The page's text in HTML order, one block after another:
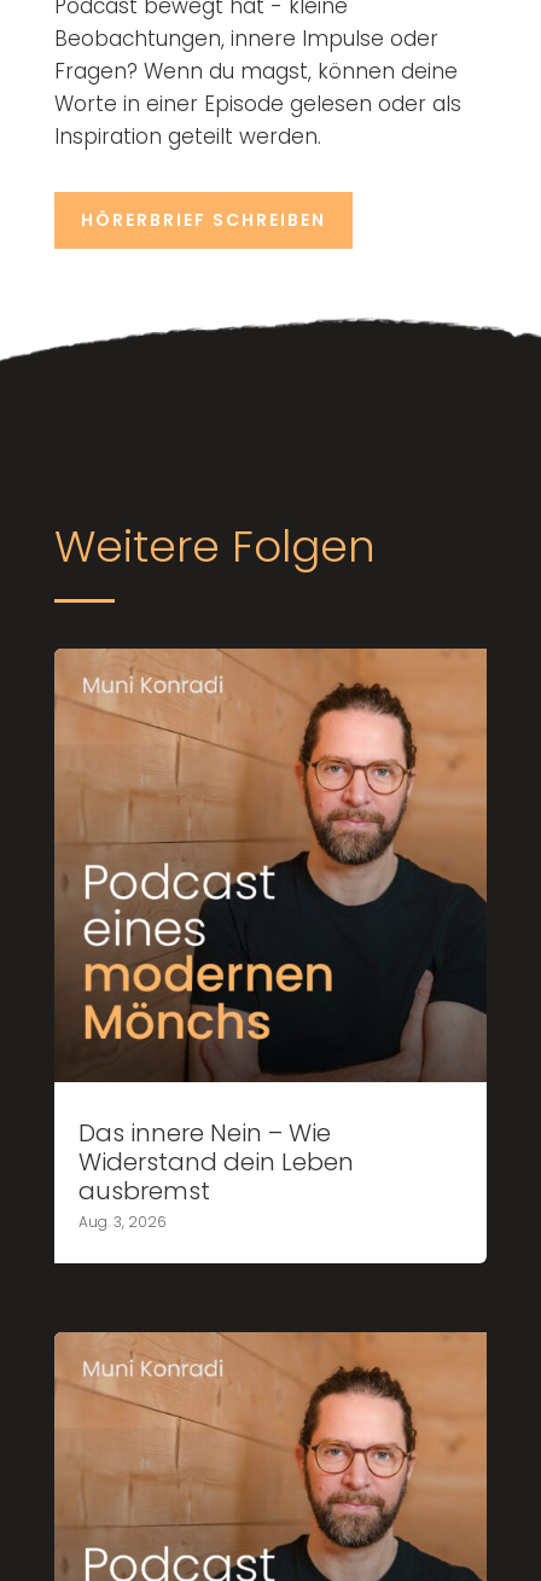
Beobachtungen, innere Impulse oder
Fragen? Wenn du magst, können deine
Worte in einer Episode gelesen oder als
Inspiration geteilt werden.
HÖRERBRIEF SCHREIBEN
Weitere Folgen
Das innere Nein – Wie
Widerstand dein Leben
ausbremst
Aug. 3, 2026